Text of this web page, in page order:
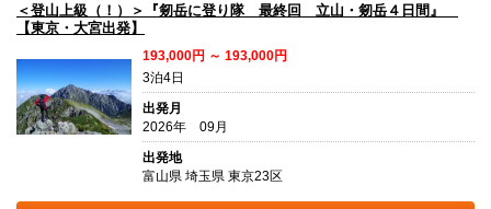
＜登山上級（！）＞『剱岳に登り隊 最終回 立山・剱岳４日間』
【東京・大宮出発】
193,000円 ～ 193,000円
3泊4日
出発月
2026年 09月
出発地
富山県 埼玉県 東京23区